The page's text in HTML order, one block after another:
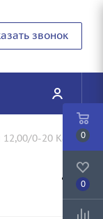
звонок
0-20 Kama0
0